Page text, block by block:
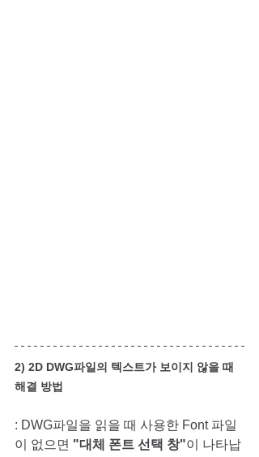
2) 2D DWG파일의 텍스트가 보이지 않을 때
해결 방법
: DWG파일을 읽을 때 사용한 Font 파일
이 없으면 "대체 폰트 선택 창"이 나타납